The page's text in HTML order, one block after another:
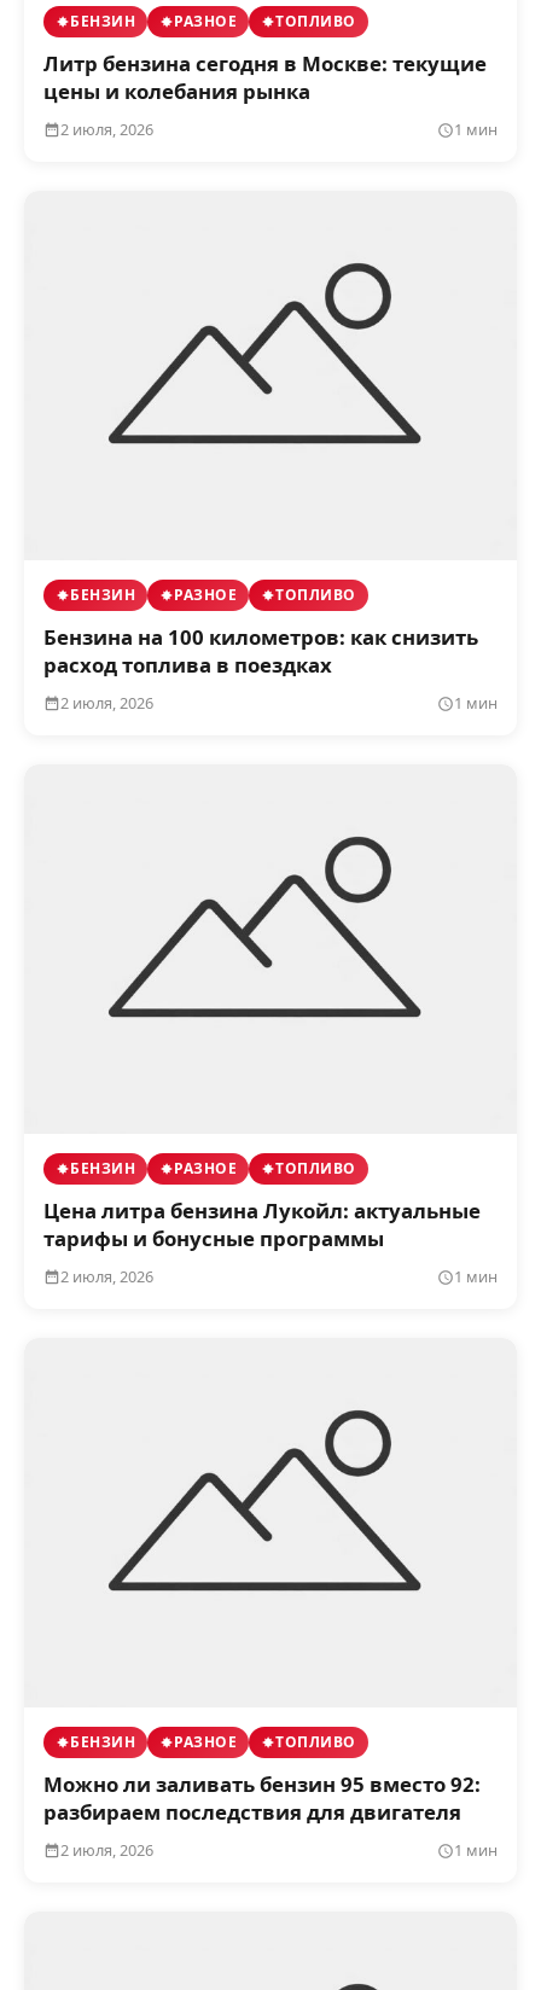
БЕНЗИН РАЗНОЕ ТОПЛИВО
Литр бензина сегодня в Москве: текущие
цены и колебания рынка
2 июля, 2026 1 мин
БЕНЗИН РАЗНОЕ ТОПЛИВО
Бензина на 100 километров: как снизить
расход топлива в поездках
2 июля, 2026 1 мин
БЕНЗИН РАЗНОЕ ТОПЛИВО
Цена литра бензина Лукойл: актуальные
тарифы и бонусные программы
2 июля, 2026 1 мин
БЕНЗИН РАЗНОЕ ТОПЛИВО
Можно ли заливать бензин 95 вместо 92:
разбираем последствия для двигателя
2 июля, 2026 1 мин